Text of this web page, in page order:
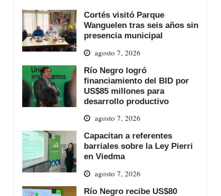
Cortés visitó Parque
Wanguelen tras seis años sin
presencia municipal
agosto 7, 2026
Río Negro logró
financiamiento del BID por
US$85 millones para
desarrollo productivo
agosto 7, 2026
Capacitan a referentes
barriales sobre la Ley Pierri
en Viedma
agosto 7, 2026
Río Negro recibe US$80